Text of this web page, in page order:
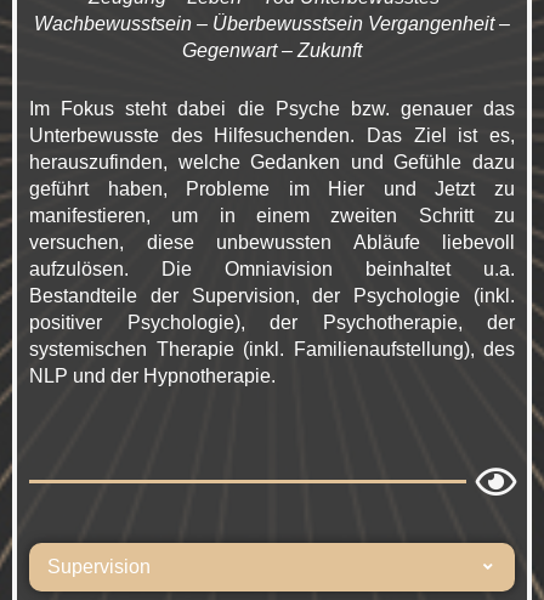
Wachbewusstsein – Überbewusstsein Vergangenheit –
Gegenwart – Zukunft
Im Fokus steht dabei die Psyche bzw. genauer das
Unterbewusste des Hilfesuchenden. Das Ziel ist es,
herauszufinden, welche Gedanken und Gefühle dazu
geführt haben, Probleme im Hier und Jetzt zu
manifestieren, um in einem zweiten Schritt zu
versuchen, diese unbewussten Abläufe liebevoll
aufzulösen. Die Omniavision beinhaltet u.a.
Bestandteile der Supervision, der Psychologie (inkl.
positiver Psychologie), der Psychotherapie, der
systemischen Therapie (inkl. Familienaufstellung), des
NLP und der Hypnotherapie.
Supervision